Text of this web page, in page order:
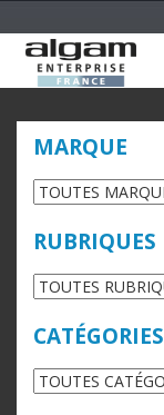
MARQUE
RUBRIQUES
CATÉGORIES